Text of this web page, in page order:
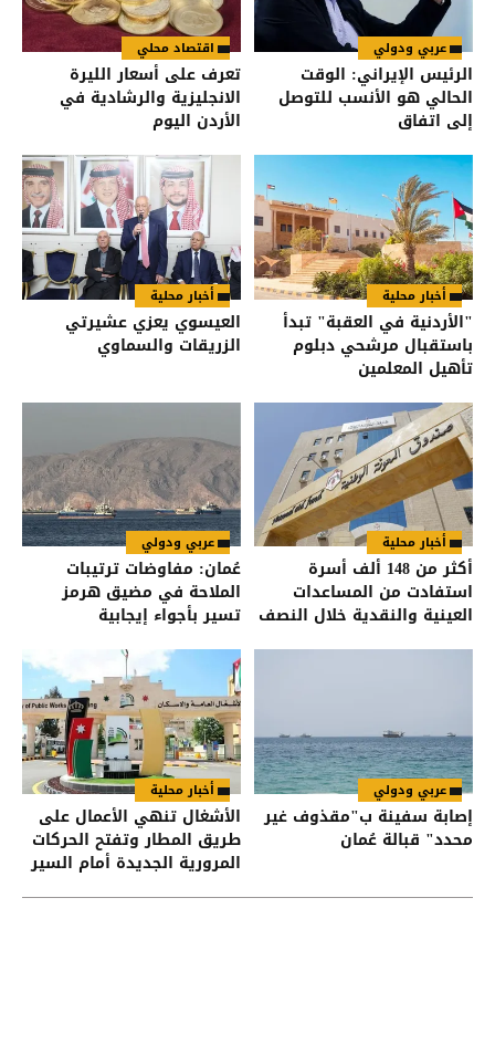
عربي ودولي
الرئيس الإيراني: الوقت
الحالي هو الأنسب للتوصل
إلى اتفاق
اقتصاد محلي
تعرف على أسعار الليرة
الانجليزية والرشادية في
الأردن اليوم
أخبار محلية
"الأردنية في العقبة" تبدأ
باستقبال مرشحي دبلوم
تأهيل المعلمين
أخبار محلية
العيسوي يعزي عشيرتي
الزريقات والسماوي
أخبار محلية
أكثر من 148 ألف أسرة
استفادت من المساعدات
العينية والنقدية خلال النصف
عربي ودولي
عُمان: مفاوضات ترتيبات
الملاحة في مضيق هرمز
تسير بأجواء إيجابية
عربي ودولي
إصابة سفينة ب"مقذوف غير
محدد" قبالة عُمان
أخبار محلية
الأشغال تنهي الأعمال على
طريق المطار وتفتح الحركات
المرورية الجديدة أمام السير